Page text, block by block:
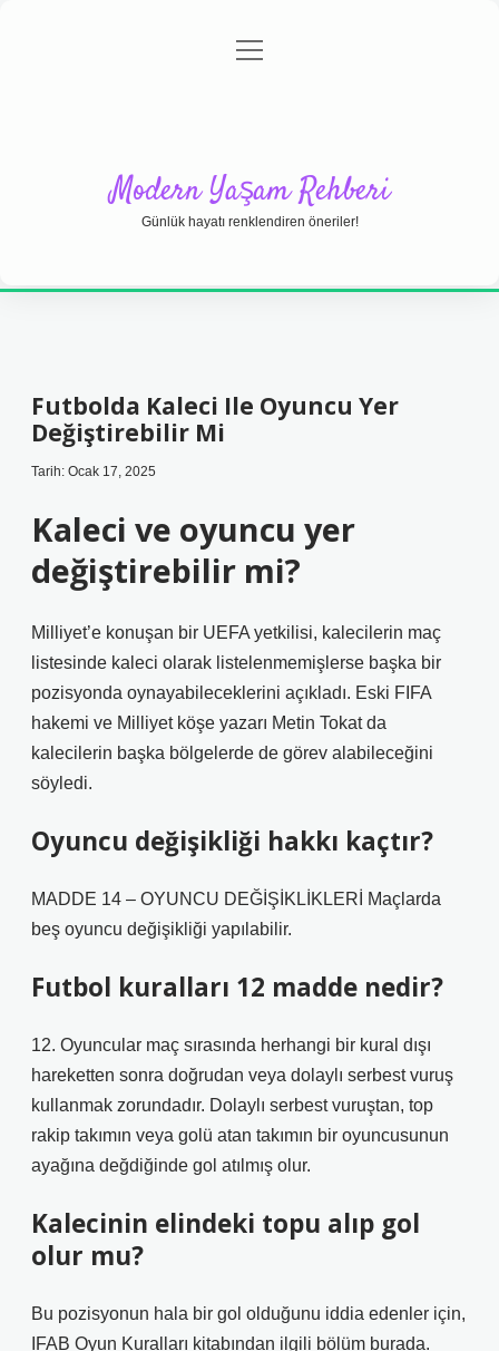
Gizlilik Politikası
menüyü
Modern Yaşam Rehberi
Günlük hayatı renklendiren öneriler!
Futbolda Kaleci Ile Oyuncu Yer
Değiştirebilir Mi
Tarih: Ocak 17, 2025
Kaleci ve oyuncu yer
değiştirebilir mi?
Milliyet’e konuşan bir UEFA yetkilisi, kalecilerin maç
listesinde kaleci olarak listelenmemişlerse başka bir
pozisyonda oynayabileceklerini açıkladı. Eski FIFA
hakemi ve Milliyet köşe yazarı Metin Tokat da
kalecilerin başka bölgelerde de görev alabileceğini
söyledi.
Oyuncu değişikliği hakkı kaçtır?
MADDE 14 – OYUNCU DEĞİŞİKLİKLERİ Maçlarda
beş oyuncu değişikliği yapılabilir.
Futbol kuralları 12 madde nedir?
12. Oyuncular maç sırasında herhangi bir kural dışı
hareketten sonra doğrudan veya dolaylı serbest vuruş
kullanmak zorundadır. Dolaylı serbest vuruştan, top
rakip takımın veya golü atan takımın bir oyuncusunun
ayağına değdiğinde gol atılmış olur.
Kalecinin elindeki topu alıp gol
olur mu?
Bu pozisyonun hala bir gol olduğunu iddia edenler için,
IFAB Oyun Kuralları kitabından ilgili bölüm burada.